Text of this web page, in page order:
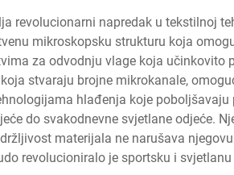
revolucionarni napredak u tekstilnoj
mikroskopsku strukturu koja
za odvodnju vlage koja
stvaraju brojne mikrokanale,
hlađenja koje
do svakodnevne svjetlane odjeće.
materijala ne narušava
revolucioniralo je sportsku i